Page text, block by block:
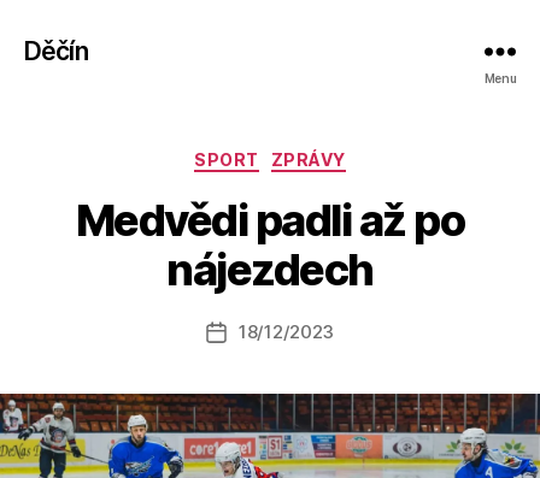
Děčín
Menu
Rubriky
SPORT ZPRÁVY
Medvědi padli až po
nájezdech
Autor
příspěvku
A
u
o
a
s
o
Datum
18/12/2023